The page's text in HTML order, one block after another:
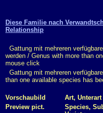
Diese Familie nach
Relationship
Gattung mit mehreren
werden / Genus with more than
mouse click
Gattung mit mehreren
than one available species has
Vorschaubild Art,
Preview pict.
Species,